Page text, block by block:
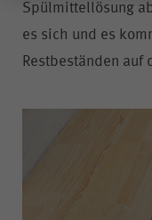
Spülmittellösung
es sich und es
Restbeständen auf